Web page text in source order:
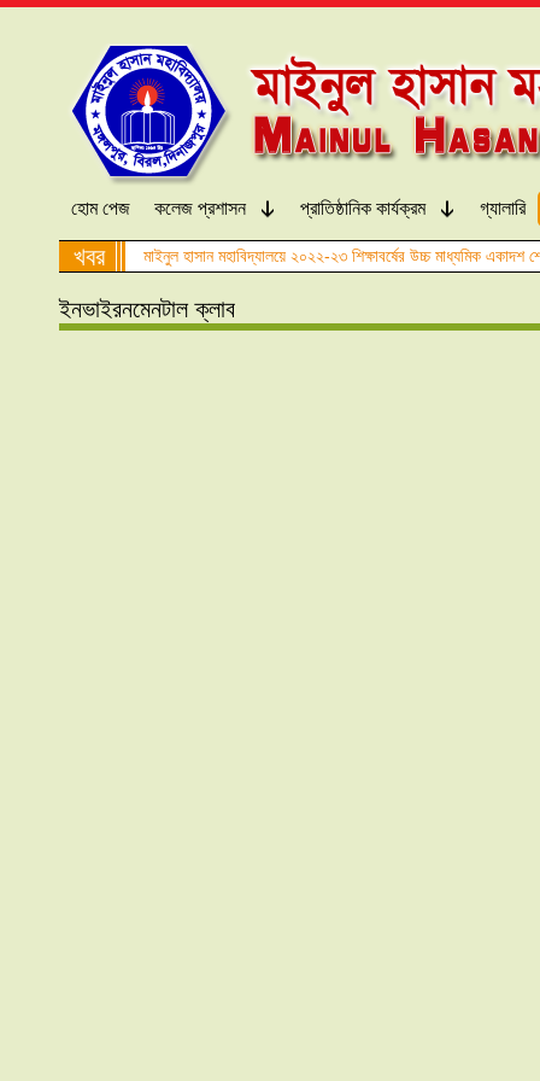
হোম পেজ কলেজ প্রশাসন প্রাতিষ্ঠানিক কার্যক্রম গ্যালারি
খবর মাইনুল হাসান মহাবিদ্যালয়ে ২০২২-২৩ শিক্ষাবর্ষের উচ্চ মাধ্যমিক
ইনভাইরনমেনটাল ক্লাব